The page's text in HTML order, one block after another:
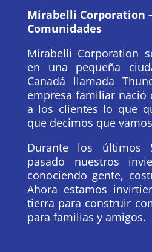
Mirabelli Corporation
Comunidades
Mirabelli Corporation
en una pequeña
Canadá llamada
empresa familiar nació
a los clientes lo que
que decimos que
Durante los últimos
pasado nuestros
conociendo gente,
Ahora estamos
tierra para construir
para familias y amigos.